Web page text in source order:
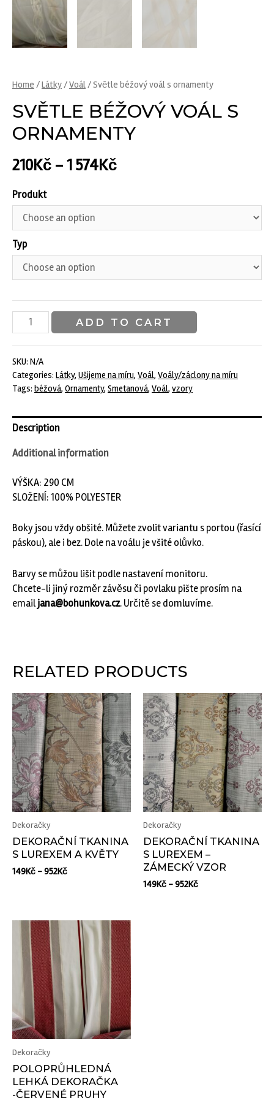
Home /Látky/Voál/ Světle béžový voál s ornamenty
SVĚTLE BÉŽOVÝ VOÁL S
ORNAMENTY
210Kč –1 574Kč
Produkt
Typ
Světle
béžový
s
ornamenty
quantity
ADD TO CART
SKU: N/A
Categories: Látky, Ušijeme na míru, Voál, Voály/záclony na míru
Tags: béžová, Ornamenty, Smetanová, Voál, vzory
Description
Additional information
VÝŠKA: 290 CM
SLOŽENÍ: 100% POLYESTER
Boky jsou vždy obšité. Můžete zvolit variantu s portou (řasící
páskou), ale i bez. Dole na voálu je všité olůvko.
Barvy se můžou lišit podle nastavení monitoru.
Chcete-li jiný rozměr závěsu či povlaku pište prosím na
emailjana@bohunkova.cz. Určitě se domluvíme.
RELATED PRODUCTS
Dekoračky
DEKORAČNÍ TKANINA
S LUREXEM A KVĚTY
149Kč –952Kč
Dekoračky
DEKORAČNÍ TKANINA
S LUREXEM –
ZÁMECKÝ VZOR
149Kč –952Kč
Dekoračky
POLOPRŮHLEDNÁ
LEHKÁ DEKORAČKA
-ČERVENÉ PRUHY